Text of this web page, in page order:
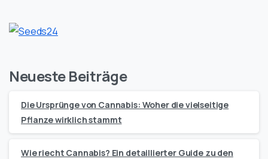
Neueste Beiträge
Die Ursprünge von Cannabis: Woher die vielseitige
Pflanze wirklich stammt
Wie riecht Cannabis? Ein detaillierter Guide zu den